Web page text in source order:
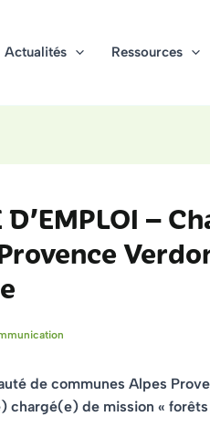
Actualités Ressources
D’EMPLOI –
de communes Alpes
chargé(e) de mission « forêts